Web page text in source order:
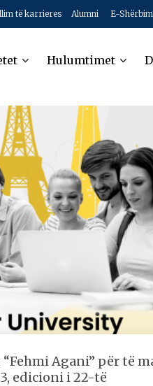
të karrieres Alumni E-
Hulumtimet
Agani” për të
edicioni i 22-të